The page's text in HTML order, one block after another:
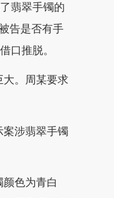
翡翠手镯的
告是否有手
口推脱。
。周某要求
涉翡翠手镯
色为青白